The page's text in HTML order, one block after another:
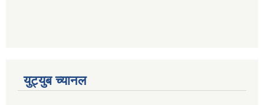
युट्युब च्यानल